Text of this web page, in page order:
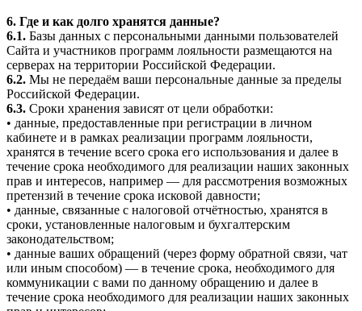
6. Где и как долго хранятся данные?
6.1. Базы данных с персональными данными пользователей
Сайта и участников программ лояльности размещаются на
серверах на территории Российской Федерации.
6.2. Мы не передаём ваши персональные данные за пределы
Российской Федерации.
6.3. Сроки хранения зависят от цели обработки:
• данные, предоставленные при регистрации в личном
кабинете и в рамках реализации программ лояльности,
хранятся в течение всего срока его использования и далее в
течение срока необходимого для реализации наших законных
прав и интересов, например — для рассмотрения возможных
претензий в течение срока исковой давности;
• данные, связанные с налоговой отчётностью, хранятся в
сроки, установленные налоговым и бухгалтерским
законодательством;
• данные ваших обращений (через форму обратной связи, чат
или иным способом) — в течение срока, необходимого для
коммуникации с вами по данному обращению и далее в
течение срока необходимого для реализации наших законных